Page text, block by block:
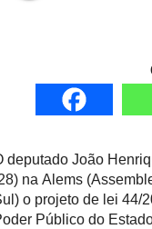
deputado João
na Alems
o projeto de lei 44/
Público do